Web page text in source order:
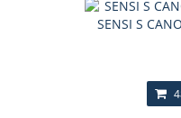
SENSI S